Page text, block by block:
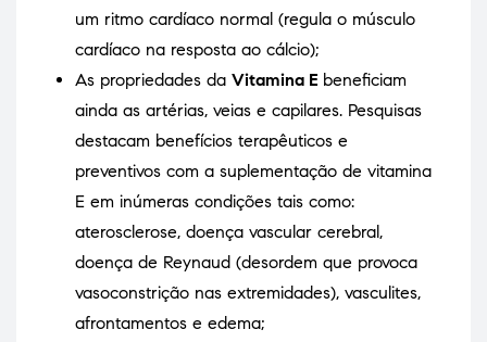
um ritmo cardíaco normal (regula o músculo
cardíaco na resposta ao cálcio);
As propriedades da Vitamina E beneficiam
ainda as artérias, veias e capilares. Pesquisas
destacam benefícios terapêuticos e
preventivos com a suplementação de vitamina
E em inúmeras condições tais como:
aterosclerose, doença vascular cerebral,
doença de Reynaud (desordem que provoca
vasoconstrição nas extremidades), vasculites,
afrontamentos e edema;